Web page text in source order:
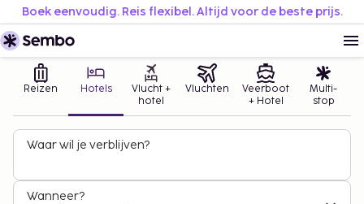
Boek eenvoudig. Reis flexibel. Altijd voor de beste prijs.
Reizen Hotels
Vlucht +
hotel
Vluchten
Veerboot
+ Hotel
Multi-
stop
Waar wil je verblijven?
Wanneer?